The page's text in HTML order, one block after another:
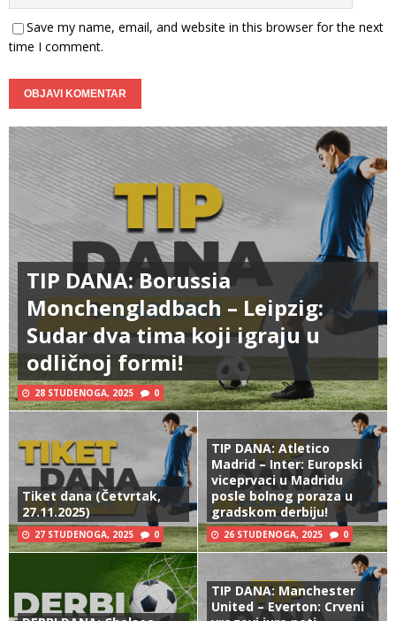
Save my name, email, and website in this browser for the next
time I comment.
TIP DANA: Borussia
Monchengladbach – Leipzig:
Sudar dva tima koji igraju u
odličnoj formi!
28 STUDENOGA, 2025 0
Tiket dana (Četvrtak,
27.11.2025)
27 STUDENOGA, 2025 0
TIP DANA: Atletico
Madrid – Inter: Europski
viceprvaci u Madridu
posle bolnog poraza u
gradskom derbiju!
26 STUDENOGA, 2025 0
TIP DANA: Manchester
United – Everton: Crveni